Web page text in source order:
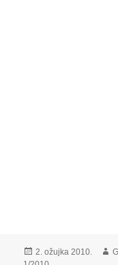
Objavljeno
2. ožujka 2010.